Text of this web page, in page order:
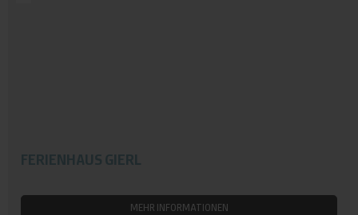
FERIENHAUS GIERL
MEHR INFORMATIONEN